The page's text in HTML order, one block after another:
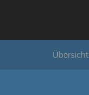
Übersicht